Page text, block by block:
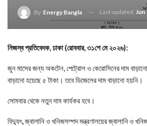
By Energy Bangla Last updated Jun
নিজস্ব প্রতিবেদক, ঢাকা (রোববার, ৩১শে মে ২০২৬):
জুন মাসের জন্য অকটেন, পেট্রোল ও কেরোসিনের দাম
বাড়ানো হয়েছে ৫ টাকা। তবে ডিজেলের দাম বাড়ানো হয়নি।
সোমবার থেকে নতুন দাম কার্যকর হবে।
বিদ্যুৎ, জ্বালানি ও খনিজসম্পদ মন্ত্রণালয়ের জ্বালানি ও